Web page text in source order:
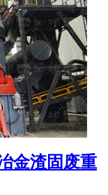
金渣固废重